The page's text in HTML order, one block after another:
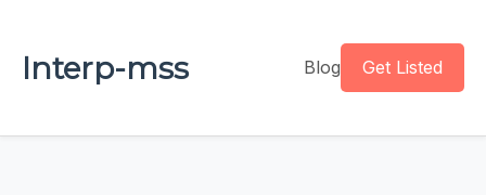
Interp-mss Blog Get Listed